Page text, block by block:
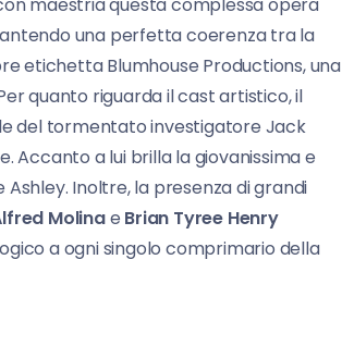
maestria questa complessa opera
una perfetta coerenza tra la
etichetta Blumhouse Productions, una
quanto riguarda il cast artistico, il
del tormentato investigatore Jack
Accanto a lui brilla la giovanissima e
Inoltre, la presenza di grandi
Molinae Brian Tyree Henry
a ogni singolo comprimario della